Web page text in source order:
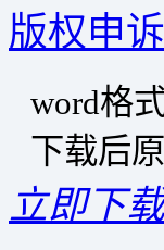
版权申诉
word格
下载后
立即下载